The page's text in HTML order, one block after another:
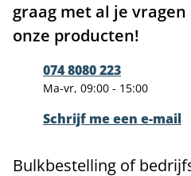
graag met al je
onze producten!
074 8080 223
Ma-vr, 09:00 - 15:00
Schrijf me een e-mail
Bulkbestelling of